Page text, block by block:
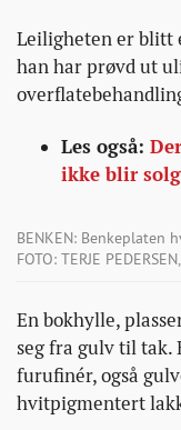
Leiligheten er blitt
han har prøvd ut
Les også:
ikke blir
BENKEN: Benkeplaten
FOTO: TERJE
En bokhylle,
seg fra gulv til tak.
furufinér, også
hvitpigmentert